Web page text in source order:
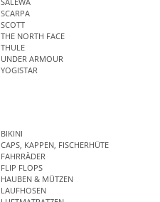
SCARPA
SCOTT
THE NORTH FACE
THULE
UNDER ARMOUR
YOGISTAR
BIKINI
CAPS, KAPPEN, FISCHERHÜTE
FAHRRÄDER
FLIP FLOPS
HAUBEN & MÜTZEN
LAUFHOSEN